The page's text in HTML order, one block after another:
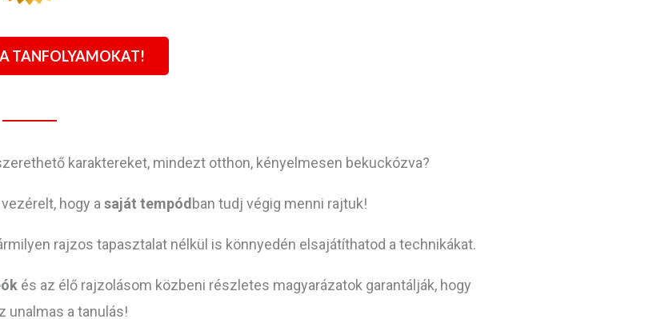
TANFOLYAMOKAT!
karaktereket, mindezt otthon, kényelmesen bekuckózva?
hogy a saját tempód ban tudj végig menni rajtuk!
rajzos tapasztalat nélkül is könnyedén elsajátíthatod a technikákat.
és az élő rajzolásom közbeni részletes magyarázatok garantálják, hogy
unalmas a tanulás!